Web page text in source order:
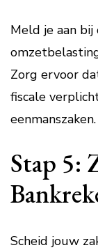
Meld je aan
Zorg ervoor
fiscale
eenmanszaken.
Stap 5:
Scheid jouw